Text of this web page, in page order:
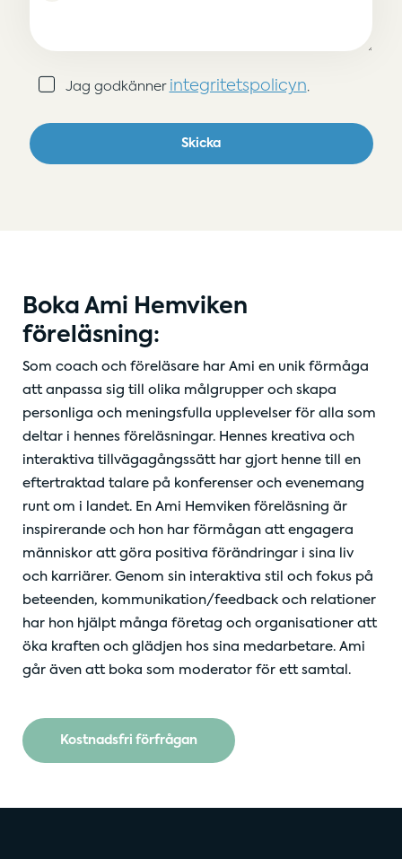
Samtycke
Jag godkänner integritetspolicyn
Skicka
Boka Ami Hemviken
föreläsning:
Som coach och föreläsare har Ami en unik förmåga
att anpassa sig till olika målgrupper och skapa
personliga och meningsfulla upplevelser för alla som
deltar i hennes föreläsningar. Hennes kreativa och
interaktiva tillvägagångssätt har gjort henne till en
eftertraktad talare på konferenser och evenemang
runt om i landet. En Ami Hemviken föreläsning är
inspirerande och hon har förmågan att engagera
människor att göra positiva förändringar i sina liv
och karriärer. Genom sin interaktiva stil och fokus på
beteenden, kommunikation/feedback och relationer
har hon hjälpt många företag och organisationer att
öka kraften och glädjen hos sina medarbetare. Ami
går även att boka som moderator för ett samtal.
Kostnadsfri förfrågan